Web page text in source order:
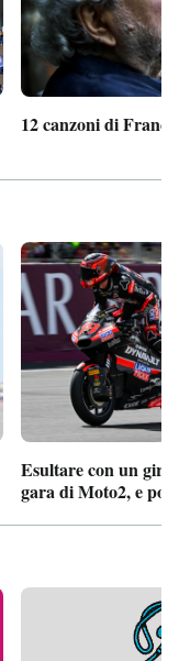
12 canzoni di
Esultare con un
gara di Moto2, e poi